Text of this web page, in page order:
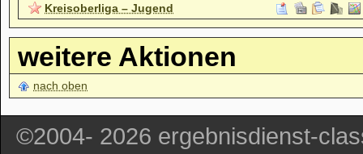
Kreisoberliga – Jugend
weitere Aktionen
nach oben
©2004- 2026 ergebnisdienst-